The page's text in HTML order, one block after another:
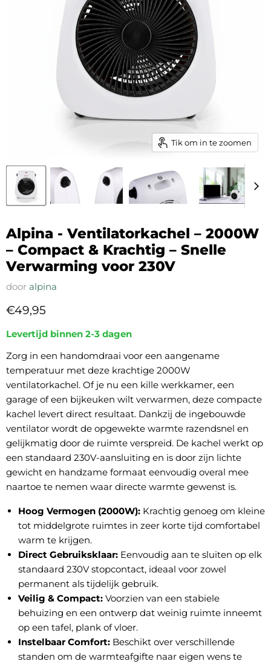
Tik om in te zoomen
Alpina - Ventilatorkachel – 2000W
– Compact & Krachtig – Snelle
Verwarming voor 230V
door alpina
Huidige prijs
€49,95
Levertijd binnen 2-3 dagen
Zorg in een handomdraai voor een aangename
temperatuur met deze krachtige 2000W
ventilatorkachel. Of je nu een kille werkkamer, een
garage of een bijkeuken wilt verwarmen, deze compacte
kachel levert direct resultaat. Dankzij de ingebouwde
ventilator wordt de opgewekte warmte razendsnel en
gelijkmatig door de ruimte verspreid. De kachel werkt op
een standaard 230V-aansluiting en is door zijn lichte
gewicht en handzame formaat eenvoudig overal mee
naartoe te nemen waar directe warmte gewenst is.
Hoog Vermogen (2000W): Krachtig genoeg om kleine
tot middelgrote ruimtes in zeer korte tijd comfortabel
warm te krijgen.
Direct Gebruiksklaar: Eenvoudig aan te sluiten op elk
standaard 230V stopcontact, ideaal voor zowel
permanent als tijdelijk gebruik.
Veilig & Compact: Voorzien van een stabiele
behuizing en een ontwerp dat weinig ruimte inneemt
op een tafel, plank of vloer.
Instelbaar Comfort: Beschikt over verschillende
standen om de warmteafgifte naar eigen wens te